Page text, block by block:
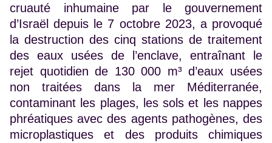
cruauté inhumaine par le gouvernement
d’Israël depuis le 7 octobre 2023, a provoqué
la destruction des cinq stations de traitement
des eaux usées de l’enclave, entraînant le
rejet quotidien de 130 000 m³ d’eaux usées
non traitées dans la mer Méditerranée,
contaminant les plages, les sols et les nappes
phréatiques avec des agents pathogènes, des
microplastiques et des produits chimiques